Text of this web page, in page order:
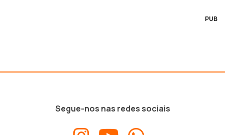
PUB
Segue-nos nas redes sociais